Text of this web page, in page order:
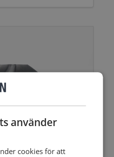
använder
cookies för att